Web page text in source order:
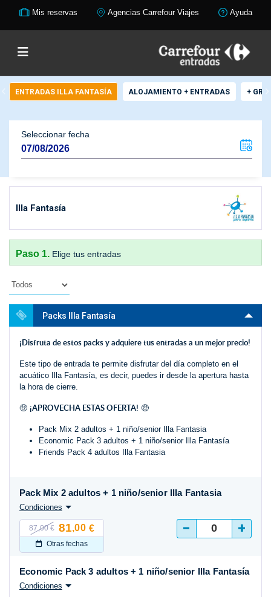
Mis reservas Agencias Carrefour Viajes Ayuda
ENTRADAS ILLA FANTASÍA ALOJAMIENTO + ENTRADAS +
Seleccionar fecha
Illa Fantasía
Paso 1. Elige tus entradas
Packs Illa Fantasía
¡Disfruta de estos packs y adquiere tus entradas a un mejor precio!
Este tipo de entrada te permite disfrutar del día completo en el
acuático Illa Fantasía, es decir, puedes ir desde la apertura hasta
la hora de cierre.
🤑 ¡APROVECHA ESTAS OFERTA! 🤑
Pack Mix 2 adultos + 1 niño/senior Illa Fantasia
Economic Pack 3 adultos + 1 niño/senior Illa Fantasía
Friends Pack 4 adultos Illa Fantasia
87,00 € 81,00 €
Otras fechas
Pack Mix 2 adultos + 1 niño/senior Illa Fantasia
Condiciones
- +
Economic Pack 3 adultos + 1 niño/senior Illa Fantasía
Condiciones